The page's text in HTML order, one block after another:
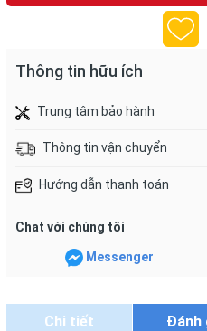
Thông tin hữu ích
Trung tâm bảo hành
Thông tin vận chuyển
Hướng dẫn thanh toán
Chat với chúng tôi
Messenger
Chi tiết Đánh